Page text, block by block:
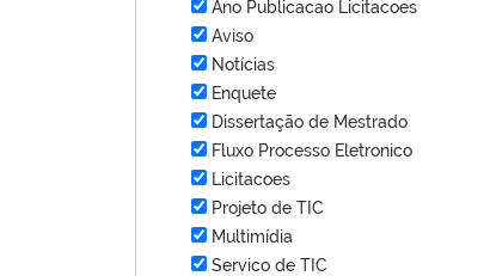
Ano Publicacao Licitacoes
Aviso
Notícias
Enquete
Dissertação de Mestrado
Fluxo Processo Eletronico
Licitacoes
Projeto de TIC
Multimídia
Servico de TIC